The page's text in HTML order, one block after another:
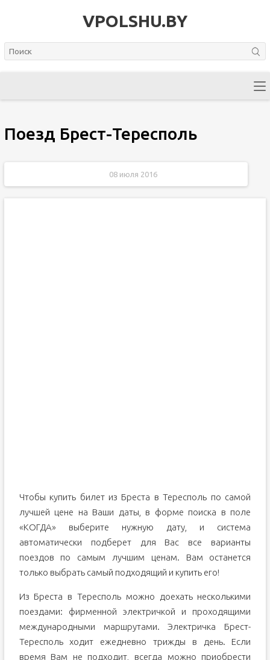
VPOLSHU.BY
Поезд Брест-Тересполь
08 июля 2016
Чтобы купить билет из Бреста в Тересполь по самой
лучшей цене на Ваши даты, в форме поиска в поле
«КОГДА» выберите нужную дату, и система
автоматически подберет для Вас все варианты
поездов по самым лучшим ценам. Вам останется
только выбрать самый подходящий и купить его!
Из Бреста в Тересполь можно доехать несколькими
поездами: фирменной электричкой и проходящими
международными маршрутами. Электричка Брест-
Тересполь ходит ежедневно трижды в день. Если
время Вам не подходит, всегда можно приобрести